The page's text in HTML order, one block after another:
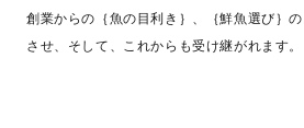
創業からの｛魚の目利き｝、｛鮮魚選び｝の
させ、そして、これからも受け継がれます。